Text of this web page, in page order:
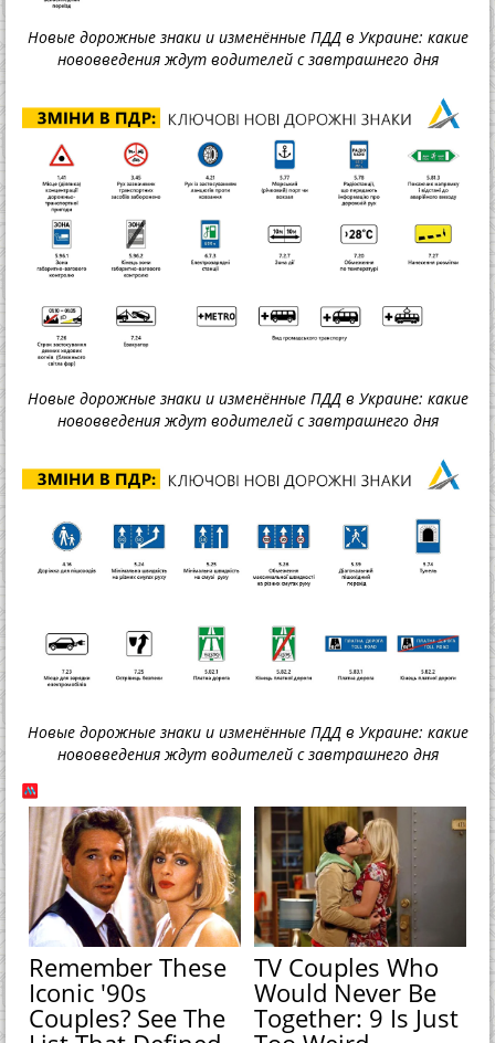
Новые дорожные знаки и изменённые ПДД в Украине: какие
нововведения ждут водителей с завтрашнего дня
Новые дорожные знаки и изменённые ПДД в Украине: какие
нововведения ждут водителей с завтрашнего дня
Новые дорожные знаки и изменённые ПДД в Украине: какие
нововведения ждут водителей с завтрашнего дня
Remember These
Iconic '90s
Couples? See The
TV Couples Who
Would Never Be
Together: 9 Is Just